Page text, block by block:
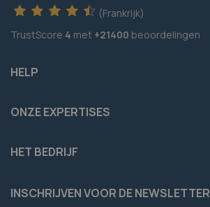
(Frankrijk)
TrustScore 4 met +21400 beoordelingen
HELP
ONZE EXPERTISES
HET BEDRIJF
INSCHRIJVEN VOOR DE NEWSLETTER